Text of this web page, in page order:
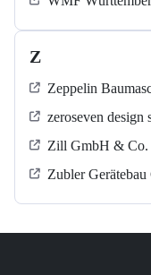
Z
Zeppelin
zeroseven design
Zill GmbH &
Zubler